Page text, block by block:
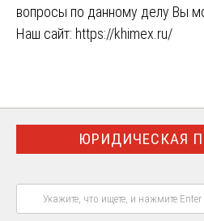
вопросы по данному делу Вы
Наш сайт: https://khimex.ru/
ЮРИДИЧЕСКАЯ